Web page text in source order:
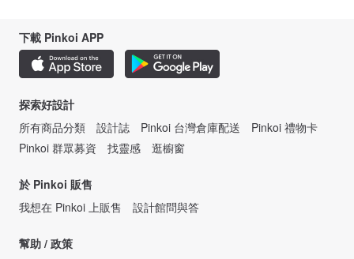
下載 Pinkoi APP
探索好設計
所有商品分類
設計誌 Pinkoi 台灣倉庫配送
Pinkoi 禮物卡
Pinkoi 群眾募資
找靈感 逛櫥窗
於 Pinkoi 販售
我想在 Pinkoi 上販售
設計館問與答
幫助 / 政策